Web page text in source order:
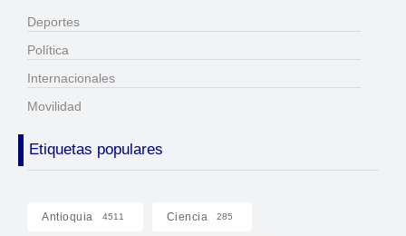
Deportes
Política
Internacionales
Movilidad
Etiquetas populares
Antioquia 4511 Ciencia 285